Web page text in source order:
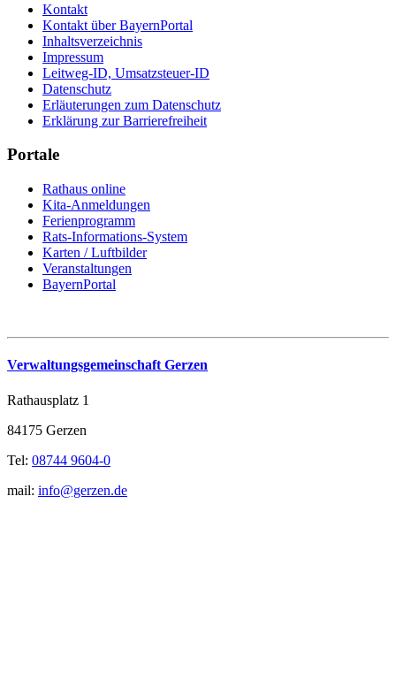
Kontakt
Kontakt über BayernPortal
Inhaltsverzeichnis
Impressum
Leitweg-ID, Umsatzsteuer-ID
Datenschutz
Erläuterungen zum Datenschutz
Erklärung zur Barrierefreiheit
Portale
Rathaus online
Kita-Anmeldungen
Ferienprogramm
Rats-Informations-System
Karten / Luftbilder
Veranstaltungen
BayernPortal
Verwaltungsgemeinschaft Gerzen
Rathausplatz 1
84175 Gerzen
Tel: 08744 9604-0
mail: info@gerzen.de